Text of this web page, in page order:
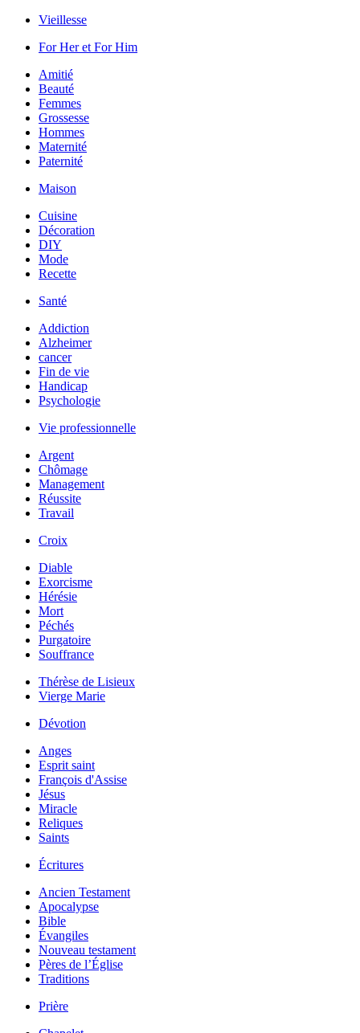
Vieillesse
For Her et For Him
Amitié
Beauté
Femmes
Grossesse
Hommes
Maternité
Paternité
Maison
Cuisine
Décoration
DIY
Mode
Recette
Santé
Addiction
Alzheimer
cancer
Fin de vie
Handicap
Psychologie
Vie professionnelle
Argent
Chômage
Management
Réussite
Travail
Croix
Diable
Exorcisme
Hérésie
Mort
Péchés
Purgatoire
Souffrance
Thérèse de Lisieux
Vierge Marie
Dévotion
Anges
Esprit saint
François d'Assise
Jésus
Miracle
Reliques
Saints
Écritures
Ancien Testament
Apocalypse
Bible
Évangiles
Nouveau testament
Pères de l’Église
Traditions
Prière